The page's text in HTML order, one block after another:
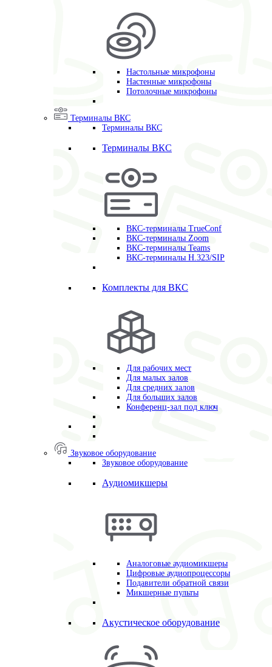
Настольные микрофоны
Настенные микрофоны
Потолочные микрофоны
Терминалы ВКС
Терминалы ВКС
Терминалы ВКС
ВКС-терминалы TrueConf
ВКС-терминалы Zoom
ВКС-терминалы Teams
ВКС-терминалы H.323/SIP
Комплекты для ВКС
Для рабочих мест
Для малых залов
Для средних залов
Для больших залов
Конференц-зал под ключ
Звуковое оборудование
Звуковое оборудование
Аудиомикшеры
Аналоговые аудиомикшеры
Цифровые аудиопроцессоры
Подавители обратной связи
Микшерные пульты
Акустическое оборудование